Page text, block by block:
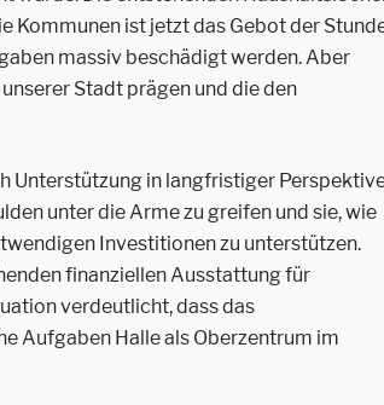
Kommunen ist jetzt das Gebot der
massiv beschädigt werden. Aber
Stadt prägen und die den
Unterstützung in langfristiger
unter die Arme zu greifen und sie, wie
Investitionen zu unterstützen.
finanziellen Ausstattung für
verdeutlicht, dass das
Aufgaben Halle als Oberzentrum im